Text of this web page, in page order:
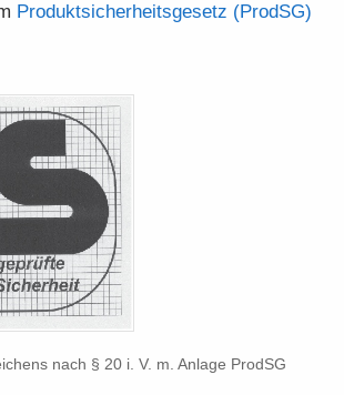
Pro­dukt­si­cher­heits­ge­setz (ProdSG)
nach § 20 i. V. m. An­la­ge ProdSG